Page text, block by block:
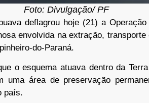
Foto: Divulgação/ PF
deflagrou hoje (21) a
envolvida na extração,
do-Paraná.
o esquema atuava dentro da
uma área de preservação
país.